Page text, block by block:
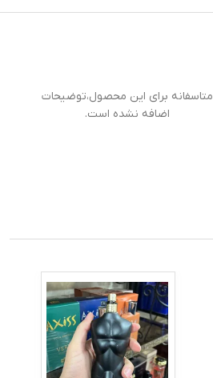
متاسفانه برای این محصول،توضیحات
اضافه نشده است.